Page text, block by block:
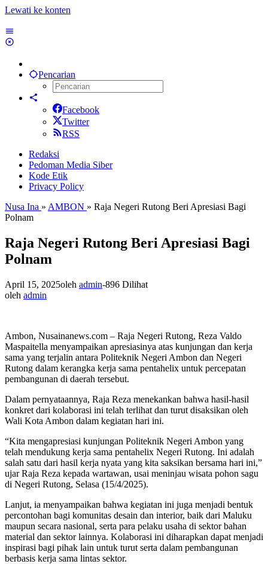
Lewati ke konten
Pencarian
Facebook
Twitter
RSS
Redaksi
Pedoman Media Siber
Kode Etik
Privacy Policy
Nusa Ina » AMBON » Raja Negeri Rutong Beri Apresiasi Bagi
Polnam
Raja Negeri Rutong Beri Apresiasi Bagi
Polnam
April 15, 2025oleh admin-896 Dilihat
oleh admin
Ambon, Nusainanews.com – Raja Negeri Rutong, Reza Valdo
Maspaitella menyampaikan apresiasinya atas kunjungan dan kerja
sama yang terjalin antara Politeknik Negeri Ambon dan Negeri
Rutong dalam kerangka kerja sama pentahelix untuk percepatan
pembangunan di daerah tersebut.
Dalam pernyataannya, Raja Reza menekankan bahwa hasil-hasil
konkret dari kolaborasi ini telah terlihat dan turut disaksikan oleh
Wali Kota Ambon dalam kegiatan hari ini.
“Kita mengapresiasi kunjungan Politeknik Negeri Ambon yang
telah mendukung kerja sama pentahelix Negeri Rutong. Ini adalah
salah satu dari hasil kerja nyata yang kita saksikan bersama hari ini,”
ujar Raja Reza kepada wartawan, usai meninjau wisata pohon sagu
di Negeri Rutong, Selasa (15/4/2025).
Lanjut, ia menyampaikan bahwa kegiatan ini juga menjadi bentuk
percontohan bagi komunitas desain dan interior, baik dari Maluku
maupun secara nasional, serta para pelaku usaha di sektor bahan
material dan sektor lainnya. Kolaborasi ini diharapkan dapat menjadi
inspirasi bagi pihak lain untuk turut serta dalam pembangunan
berbasis kerja sama lintas sektor.